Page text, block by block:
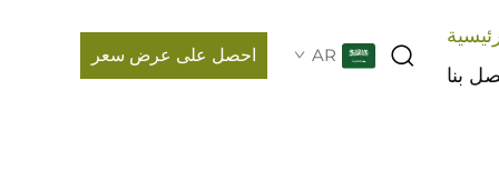
بنا
AR احصل على عرض سعر